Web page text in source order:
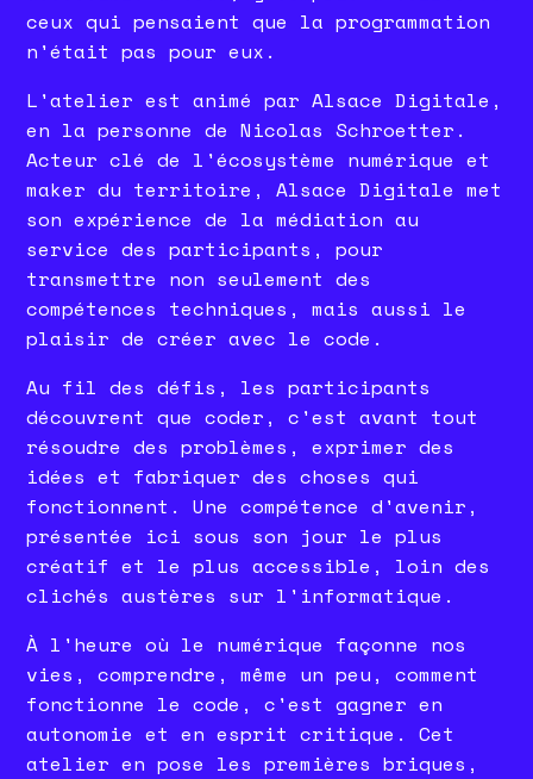
ceux qui pensaient que la programmation
n'était pas pour eux.
L'atelier est animé par Alsace Digitale,
en la personne de Nicolas Schroetter.
Acteur clé de l'écosystème numérique et
maker du territoire, Alsace Digitale met
son expérience de la médiation au
service des participants, pour
transmettre non seulement des
compétences techniques, mais aussi le
plaisir de créer avec le code.
Au fil des défis, les participants
découvrent que coder, c'est avant tout
résoudre des problèmes, exprimer des
idées et fabriquer des choses qui
fonctionnent. Une compétence d'avenir,
présentée ici sous son jour le plus
créatif et le plus accessible, loin des
clichés austères sur l'informatique.
À l'heure où le numérique façonne nos
vies, comprendre, même un peu, comment
fonctionne le code, c'est gagner en
autonomie et en esprit critique. Cet
atelier en pose les premières briques,